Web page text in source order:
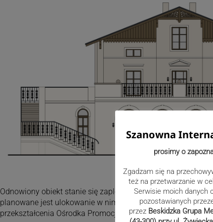
Odnowiony obiekt stanie się zapleczem działalności
planowane jest ulokowanie w nim siedziby Gminnego
przekształcenia Ośrodka Promocji Gminy Jaworze.
Szanowna
prosimy o
Zgadzam się na
też na przetwarzanie w
Serwisie moich danych
pozostawianych
przez Beskidzka Grupa